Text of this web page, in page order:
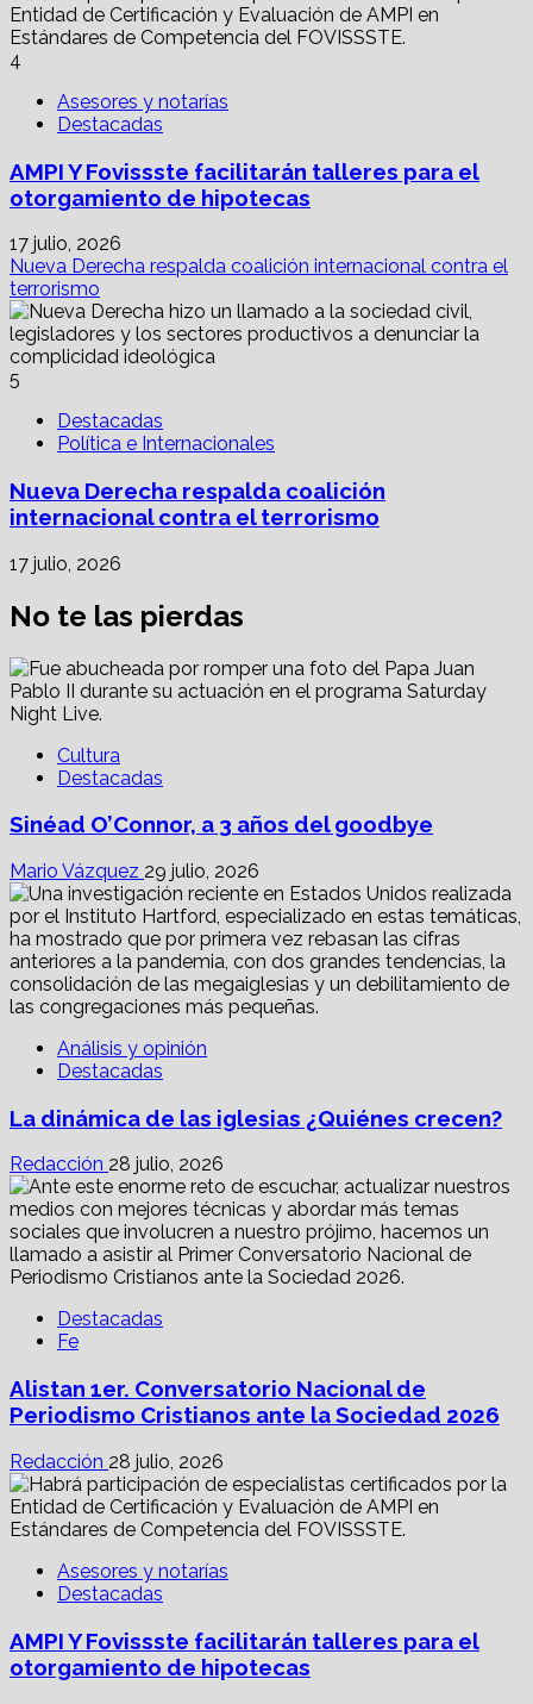
4
Asesores y notarías
Destacadas
AMPI Y Fovissste facilitarán talleres para el
otorgamiento de hipotecas
17 julio, 2026
Nueva Derecha respalda coalición internacional contra el
terrorismo
5
Destacadas
Política e Internacionales
Nueva Derecha respalda coalición
internacional contra el terrorismo
17 julio, 2026
No te las pierdas
Cultura
Destacadas
Sinéad O’Connor, a 3 años del goodbye
Mario Vázquez 29 julio, 2026
Análisis y opinión
Destacadas
La dinámica de las iglesias ¿Quiénes crecen?
Redacción 28 julio, 2026
Destacadas
Fe
Alistan 1er. Conversatorio Nacional de
Periodismo Cristianos ante la Sociedad 2026
Redacción 28 julio, 2026
Asesores y notarías
Destacadas
AMPI Y Fovissste facilitarán talleres para el
otorgamiento de hipotecas